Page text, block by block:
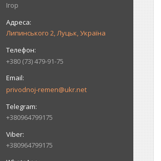
Ігор
Липинського 2, Луцьк, Україна
+380 (73) 479-91-75
privodnoj-remen@ukr.net
+380964799175
+380964799175